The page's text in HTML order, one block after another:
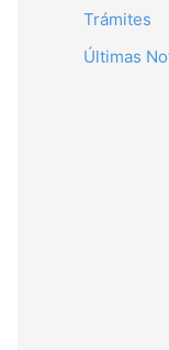
Trámites
Últimas